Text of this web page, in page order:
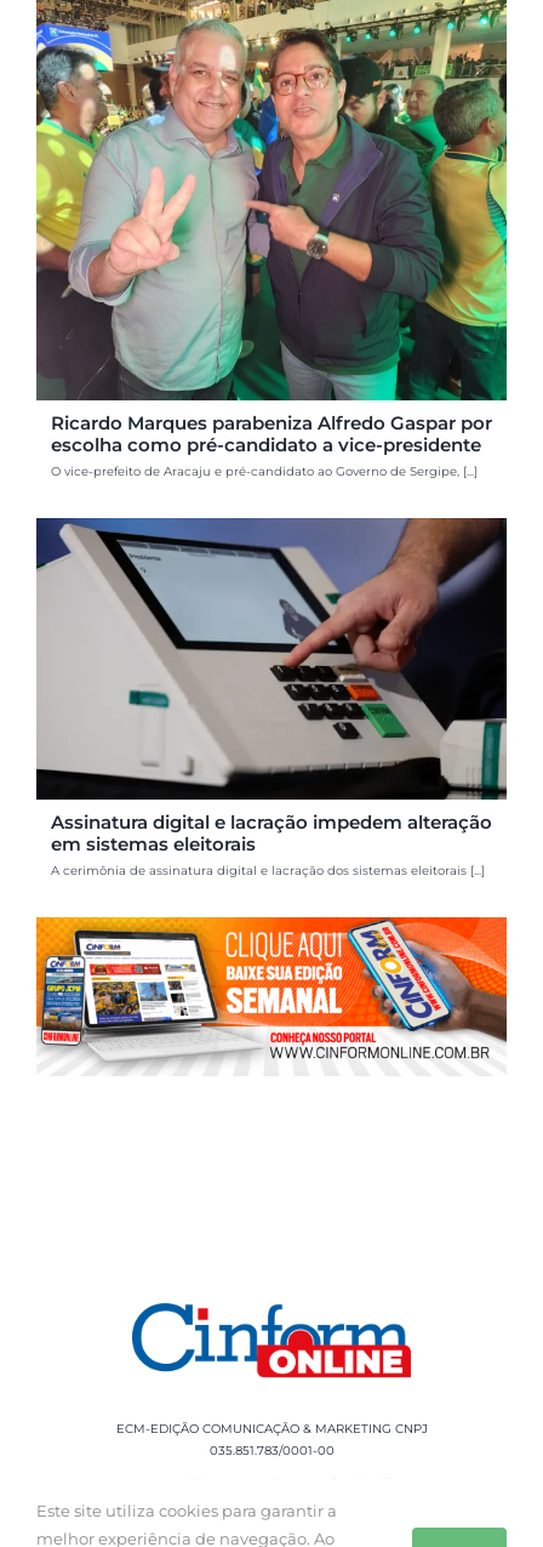
Ricardo Marques parabeniza Alfredo Gaspar por
escolha como pré-candidato a vice-presidente
O vice-prefeito de Aracaju e pré-candidato ao Governo de Sergipe, [...]
Assinatura digital e lacração impedem alteração
em sistemas eleitorais
A cerimônia de assinatura digital e lacração dos sistemas eleitorais [...]
ECM-EDIÇÃO COMUNICAÇÃO & MARKETING CNPJ
035.851.783/0001-00
Rua Sílvio Cesar Leite, 90 Salgado Filho -
Aracaju, SE, CEP: 49020-060 Fone: +55 79
Este site utiliza cookies para garantir a
melhor experiência de navegação. Ao